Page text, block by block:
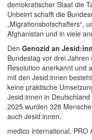
demokratischer Staat die
Unbeirrt schafft die
„Migrationsbotschafters“,
Afghanistan und in viele
Den Genozid an
Bundestag vor drei
Resolution anerkannt und
mit den Jesid:innen
keine praktische
Jesid:innen in
2025 wurden 328
auch Jesid:innen.
medico international, PRO